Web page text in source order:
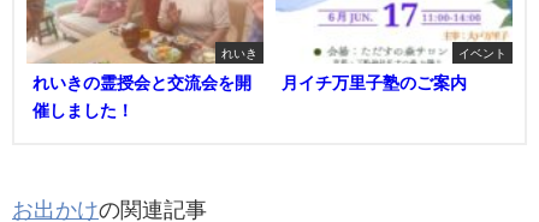
れいき
れいきの霊授会と交流会を開
催しました！
イベント
月イチ万里子塾のご案内
お出かけの関連記事